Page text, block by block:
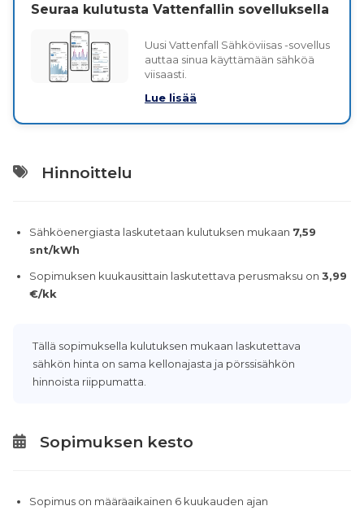
Seuraa kulutusta Vattenfallin sovelluksella
Uusi Vattenfall Sähköviisas -sovellus
auttaa sinua käyttämään sähköä
viisaasti.
Lue lisää
Hinnoittelu
Sähköenergiasta laskutetaan kulutuksen mukaan 7,59
snt/kWh
Sopimuksen kuukausittain laskutettava perusmaksu on 3,99
€/kk
Tällä sopimuksella kulutuksen mukaan laskutettava
sähkön hinta on sama kellonajasta ja pörssisähkön
hinnoista riippumatta.
Sopimuksen kesto
Sopimus on määräaikainen 6 kuukauden ajan